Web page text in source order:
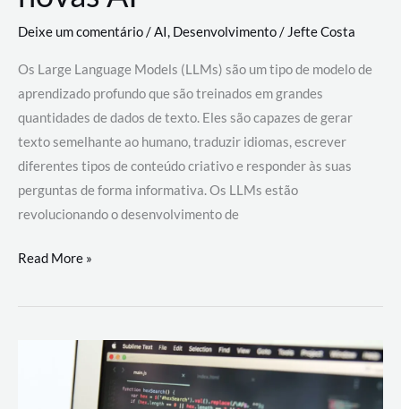
Deixe um comentário/AI, Desenvolvimento/ Jefte Costa
Os Large Language Models (LLMs) são um tipo de modelo de
aprendizado profundo que são treinados em grandes
quantidades de dados de texto. Eles são capazes de gerar
texto semelhante ao humano, traduzir idiomas, escrever
diferentes tipos de conteúdo criativo e responder às suas
perguntas de forma informativa. Os LLMs estão
revolucionando o desenvolvimento de
Large
Models
Read More »